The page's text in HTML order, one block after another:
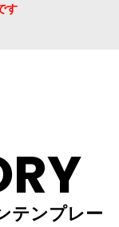
す
テンプレー